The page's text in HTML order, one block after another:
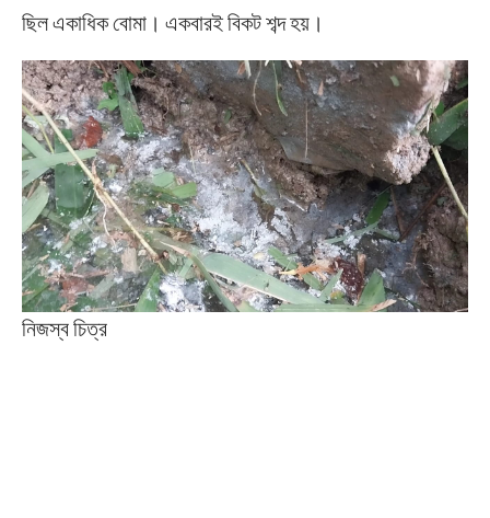
ছিল একাধিক বোমা। একবারই বিকট শব্দ হয়।
নিজস্ব চিত্র